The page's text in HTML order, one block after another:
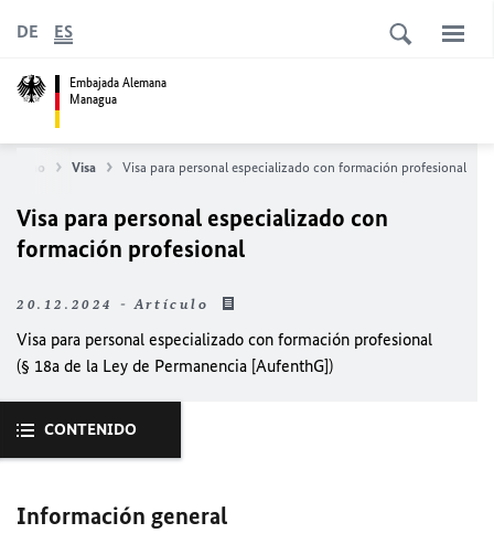
Embajada Alemana
Managua
DE ES
Visa Visa para personal especializado con formación profesional
Visa para personal especializado con
formación profesional
20.12.2024 - Artículo
Visa para personal especializado con formación profesional
(§ 18a de la Ley de Permanencia [AufenthG])
CONTENIDO
Información general